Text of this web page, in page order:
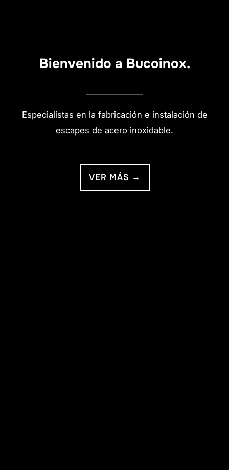
Bienvenido a Bucoinox.
Especialistas en la fabricación e instalación de
escapes de acero inoxidable.
VER MÁS →